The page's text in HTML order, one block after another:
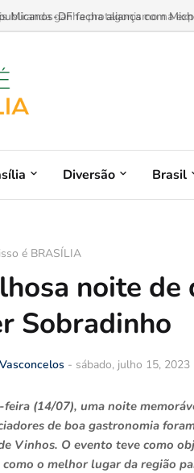
Miranda ganha protagonismo na
Diversão Brasil
é BRASÍLIA
noite de
Sobradinho
- sábado, julho 15, 2023
(14/07), uma noite
de boa gastronomia
Vinhos. O evento teve como
o melhor lugar da região